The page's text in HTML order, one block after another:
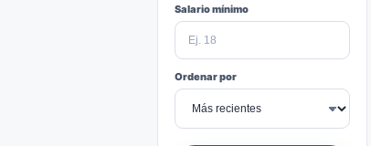
Salario mínimo
Ordenar por